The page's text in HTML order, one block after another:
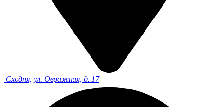
Сходня, ул. Овражная, д. 17